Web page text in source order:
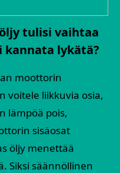
tulisi vaihtaa
kannata lykätä?
moottorin
voitele liikkuvia osia,
lämpöä pois,
sisäosat
öljy menettää
Siksi säännöllinen